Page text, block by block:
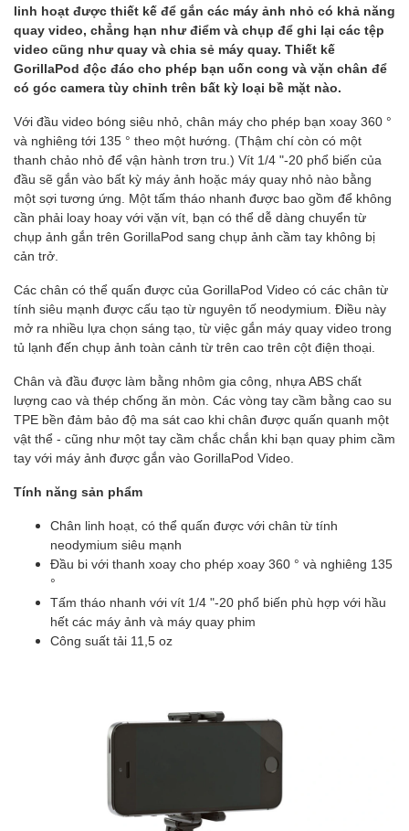
linh hoạt được thiết kế để gắn các máy ảnh nhỏ có khả năng
quay video, chẳng hạn như điểm và chụp để ghi lại các tệp
video cũng như quay và chia sẻ máy quay. Thiết kế
GorillaPod độc đáo cho phép bạn uốn cong và vặn chân để
có góc camera tùy chỉnh trên bất kỳ loại bề mặt nào.
Với đầu video bóng siêu nhỏ, chân máy cho phép bạn xoay 360 °
và nghiêng tới 135 ° theo một hướng. (Thậm chí còn có một
thanh chảo nhỏ để vận hành trơn tru.) Vít 1/4 "-20 phổ biến của
đầu sẽ gắn vào bất kỳ máy ảnh hoặc máy quay nhỏ nào bằng
một sợi tương ứng. Một tấm tháo nhanh được bao gồm để không
cần phải loay hoay với vặn vít, bạn có thể dễ dàng chuyển từ
chụp ảnh gắn trên GorillaPod sang chụp ảnh cầm tay không bị
cản trở.
Các chân có thể quấn được của GorillaPod Video có các chân từ
tính siêu mạnh được cấu tạo từ nguyên tố neodymium. Điều này
mở ra nhiều lựa chọn sáng tạo, từ việc gắn máy quay video trong
tủ lạnh đến chụp ảnh toàn cảnh từ trên cao trên cột điện thoại.
Chân và đầu được làm bằng nhôm gia công, nhựa ABS chất
lượng cao và thép chống ăn mòn. Các vòng tay cầm bằng cao su
TPE bền đảm bảo độ ma sát cao khi chân được quấn quanh một
vật thể - cũng như một tay cầm chắc chắn khi bạn quay phim cầm
tay với máy ảnh được gắn vào GorillaPod Video.
Tính năng sản phẩm
Chân linh hoạt, có thể quấn được với chân từ tính
neodymium siêu mạnh
Đầu bi với thanh xoay cho phép xoay 360 ° và nghiêng 135
°
Tấm tháo nhanh với vít 1/4 "-20 phổ biến phù hợp với hầu
hết các máy ảnh và máy quay phim
Công suất tải 11,5 oz